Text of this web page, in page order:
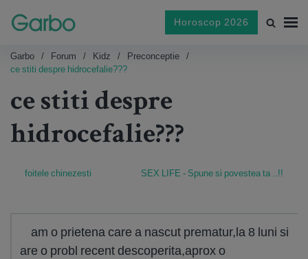
Horoscop 2026
Garbo Forum Kidz
Preconceptie
ce stiti despre hidrocefalie???
ce stiti despre
hidrocefalie???
foitele chinezesti SEX LIFE - Spune si povestea ta ..!!
am o prietena care a nascut prematur,la 8 luni si
are o probl recent descoperita,aprox o